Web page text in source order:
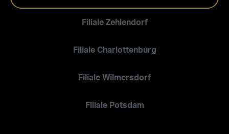
Filiale Zehlendorf
Filiale Charlottenburg
Filiale Wilmersdorf
Filiale Potsdam